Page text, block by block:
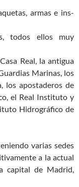
armas e ins­
todos ellos muy
Real, la an­tigua
Marinas, los
los apostaderos de
el Real Instituto y
Hidrográfico de
varias sedes
a la actual
capital de Madrid,